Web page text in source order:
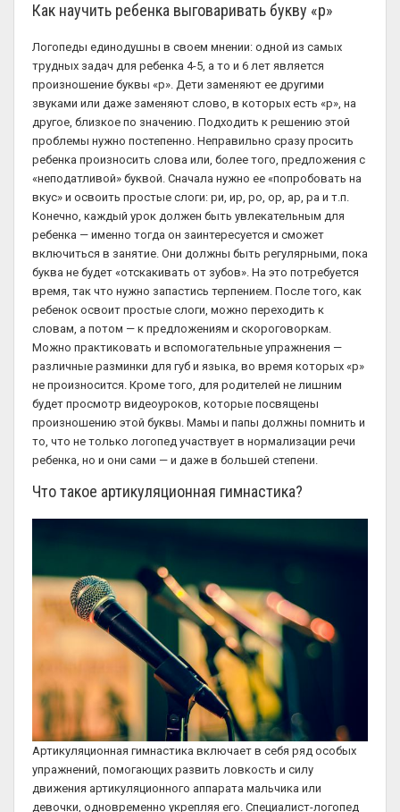
Как научить ребенка выговаривать букву «р»
Логопеды единодушны в своем мнении: одной из самых
трудных задач для ребенка 4-5, а то и 6 лет является
произношение буквы «р». Дети заменяют ее другими
звуками или даже заменяют слово, в которых есть «р», на
другое, близкое по значению. Подходить к решению этой
проблемы нужно постепенно. Неправильно сразу просить
ребенка произносить слова или, более того, предложения с
«неподатливой» буквой. Сначала нужно ее «попробовать на
вкус» и освоить простые слоги: ри, ир, ро, ор, ар, ра и т.п.
Конечно, каждый урок должен быть увлекательным для
ребенка — именно тогда он заинтересуется и сможет
включиться в занятие. Они должны быть регулярными, пока
буква не будет «отскакивать от зубов». На это потребуется
время, так что нужно запастись терпением. После того, как
ребенок освоит простые слоги, можно переходить к
словам, а потом — к предложениям и скороговоркам.
Можно практиковать и вспомогательные упражнения —
различные разминки для губ и языка, во время которых «р»
не произносится. Кроме того, для родителей не лишним
будет просмотр видеоуроков, которые посвящены
произношению этой буквы. Мамы и папы должны помнить и
то, что не только логопед участвует в нормализации речи
ребенка, но и они сами — и даже в большей степени.
Что такое артикуляционная гимнастика?
Артикуляционная гимнастика включает в себя ряд особых
упражнений, помогающих развить ловкость и силу
движения артикуляционного аппарата мальчика или
девочки, одновременно укрепляя его. Специалист-логопед